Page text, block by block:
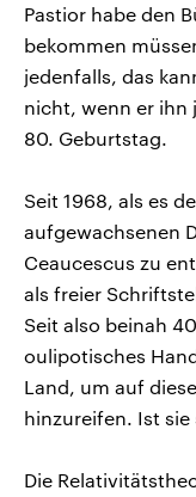
Pastior habe den
bekommen
jedenfalls, das
nicht, wenn er ihn
80. Geburtstag.
Seit 1968, als es
aufgewachsenen
Ceaucescus zu
als freier
Seit also beinah
oulipotisches
Land, um auf
hinzureifen. Ist sie
Die